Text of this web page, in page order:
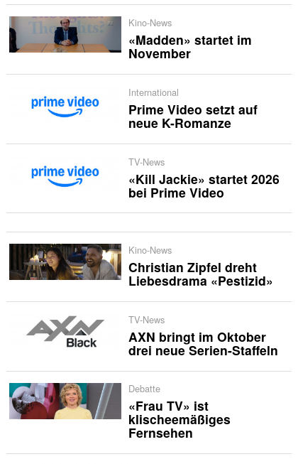
Kino-News
«Madden» startet im
November
International
Prime Video setzt auf
neue K-Romanze
TV-News
«Kill Jackie» startet 2026
bei Prime Video
Kino-News
Christian Zipfel dreht
Liebesdrama «Pestizid»
TV-News
AXN bringt im Oktober
drei neue Serien-Staffeln
Debatte
«Frau TV» ist
klischeemäßiges
Fernsehen